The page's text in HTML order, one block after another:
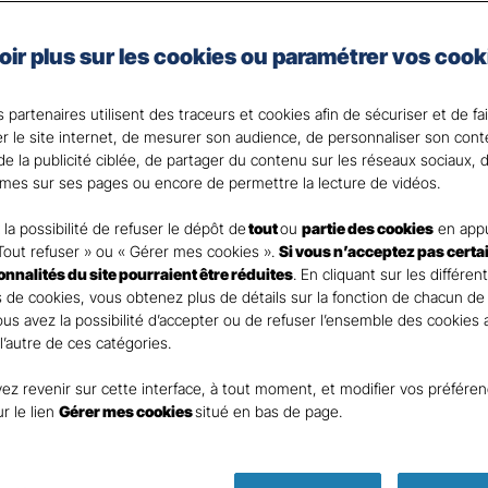
Assurances, complétez les revenus que vous
sur votre contrat de votre revenu imposable
.
votre disposition pour répondre à toutes vos
Parole
d’expert !
plus sur les cookies ou paramétrer vos
partenaires utilisent des traceurs et cookies afin de sécuriser et de
le site internet, de mesurer son audience, de personnaliser son
la publicité ciblée, de partager du contenu sur les réseaux sociaux,
sur ses pages ou encore de permettre la lecture de vidéos.
la possibilité de refuser le dépôt detoutou partie des cookies en
refuser » ou « Gérer mes cookies ». Si vous n’acceptez pas
du site pourraient être réduites. En cliquant sur les
de cookies, vous obtenez plus de détails sur la fonction de chacun
avez la possibilité d’accepter ou de refuser l’ensemble des cookies
de ces catégories.
revenir sur cette interface, à tout moment, et modifier vos
le lien Gérer mes cookiessitué en bas de page.